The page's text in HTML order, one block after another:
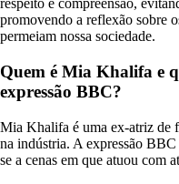
respeito e compreensão,
promovendo a reflexão sobre
permeiam nossa sociedade.
Quem é Mia Khalifa e
expressão BBC?
Mia Khalifa é uma ex-atriz de
na indústria. A expressão BBC
se a cenas em que atuou com